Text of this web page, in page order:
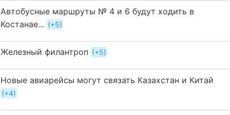
Автобусные маршруты № 4 и 6 будут ходить в
Костанае...
+5
Железный филантроп +5
Новые авиарейсы могут связать Казахстан и Китай
+4